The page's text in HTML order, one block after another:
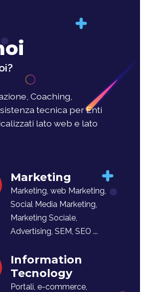
Coaching,
tecnica per Enti
lato web e lato
Marketing
Marketing, web Marketing,
Social Media Marketing,
Marketing Sociale,
Advertising, SEM, SEO ...
Information
Tecnology
Portali, e-commerce,